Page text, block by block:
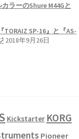
ラーのShure M44Gと
SP-16』と『AS-
2018年9月26日
Kickstarter KORG
Pioneer